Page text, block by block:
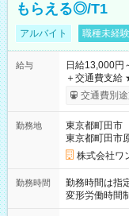
もらえる◎/T1
アルバイト 職種未経
給与
日給13,000円
＋交通費支給 ★交通費全額支給！ ┗案件により規定あり ★日払
いOK！（規
ンビニATMから
交通費別
勤務地
東京都町田市
東京都町田市
株式会社ワ
勤務時間
勤務時間は指
変形労働時間制 想定
～21：00